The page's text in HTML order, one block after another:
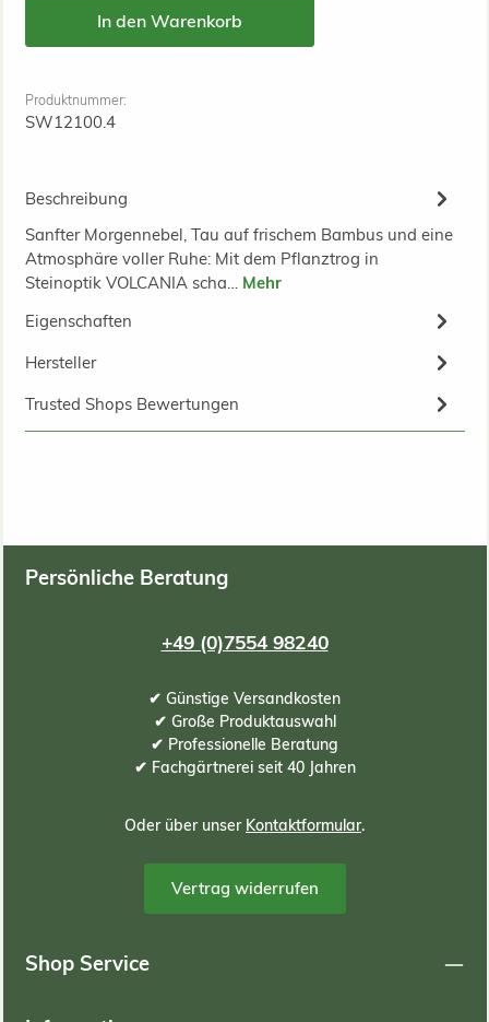
In den Warenkorb
Produktnummer:
SW12100.4
Beschreibung
Sanfter Morgennebel, Tau auf frischem Bambus und eine
Atmosphäre voller Ruhe: Mit dem Pflanztrog in
Steinoptik VOLCANIA scha… Mehr
Eigenschaften
Hersteller
Trusted Shops Bewertungen
Persönliche Beratung
+49 (0)7554 98240
✔ Günstige Versandkosten
✔ Große Produktauswahl
✔ Professionelle Beratung
✔ Fachgärtnerei seit 40 Jahren
Oder über unser Kontaktformular.
Vertrag widerrufen
Shop Service